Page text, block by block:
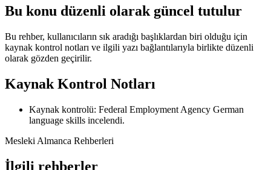
Bu konu düzenli olarak güncel tutulur
Bu rehber, kullanıcıların sık aradığı başlıklardan biri olduğu için
kaynak kontrol notları ve ilgili yazı bağlantılarıyla birlikte düzenli
olarak gözden geçirilir.
Kaynak Kontrol Notları
Kaynak kontrolü: Federal Employment Agency German
language skills incelendi.
Mesleki Almanca Rehberleri
İlgili rehberler